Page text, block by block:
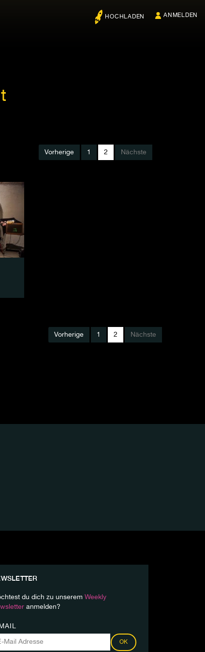
HOCHLADEN ANMELDEN
Vorherige 1 2 Nächste
Vorherige 1 2 Nächste
du dich zu unserem Weekly
anmelden?
OK